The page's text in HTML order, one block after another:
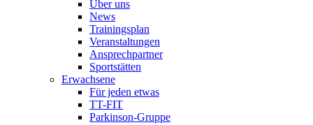
Über uns
News
Trainingsplan
Veranstaltungen
Ansprechpartner
Sportstätten
Erwachsene
Für jeden etwas
TT-FIT
Parkinson-Gruppe